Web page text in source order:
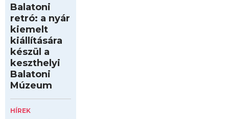
Balatoni
retró: a nyár
kiemelt
kiállítására
készül a
keszthelyi
Balatoni
Múzeum
HÍREK